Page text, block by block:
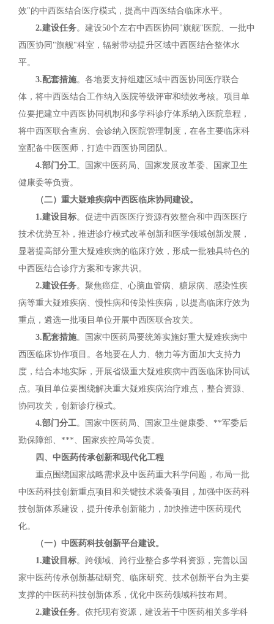
效"的中西医结合医疗模式，提高中西医结合临床水平。
2.建设任务。建设50个左右中西医协同"旗舰"医院、一批中
西医协同"旗舰"科室，辐射带动提升区域中西医结合整体水
平。
3.配套措施。各地要支持组建区域中西医协同医疗联合
体，将中西医结合工作纳入医院等级评审和绩效考核。项目单
位要把建立中西医协同机制和多学科诊疗体系纳入医院章程，
将中西医联合查房、会诊纳入医院管理制度，在各主要临床科
室配备中医医师，打造中西医协同团队。
4.部门分工。国家中医药局、国家发展改革委、国家卫生
健康委等负责。
（二）重大疑难疾病中西医临床协同建设。
1.建设目标。促进中西医医疗资源有效整合和中西医医疗
技术优势互补，推进诊疗模式改革创新和医学领域创新发展，
显著提高部分重大疑难疾病的临床疗效，形成一批独具特色的
中西医结合诊疗方案和专家共识。
2.建设任务。聚焦癌症、心脑血管病、糖尿病、感染性疾
病等重大疑难疾病、慢性病和传染性疾病，以提高临床疗效为
重点，遴选一批项目单位开展中西医联合攻关。
3.配套措施。国家中医药局要统筹实施好重大疑难疾病中
西医临床协作项目。各地要在人力、物力等方面加大支持力
度，结合本地实际，开展省级重大疑难疾病中西医临床协同试
点。项目单位要围绕解决重大疑难疾病治疗难点，整合资源、
协同攻关，创新诊疗模式。
4.部门分工。国家中医药局、国家卫生健康委、**军委后
勤保障部、***、国家疾控局等负责。
四、中医药传承创新和现代化工程
重点围绕国家战略需求及中医药重大科学问题，布局一批
中医药科技创新重点项目和关键技术装备项目，加强中医药科
技创新体系建设，提升传承创新能力，加快推进中医药现代
化。
（一）中医药科技创新平台建设。
1.建设目标。跨领域、跨行业整合多学科资源，完善以国
家中医药传承创新基础研究、临床研究、技术创新平台为主要
支撑的中医药科技创新体系，优化中医药领域科技布局。
2.建设任务。依托现有资源，建设若干中医药相关多学科